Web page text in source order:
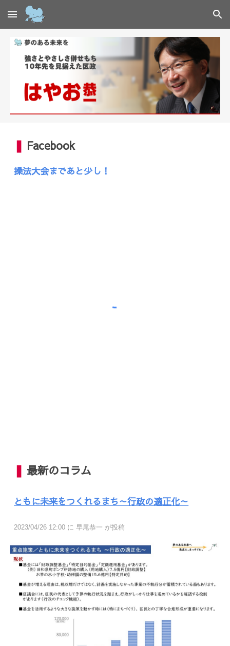
Skip to main content Skip to navigation
❚ Facebook
操法大会まであと少し！
❚ 最新のコラム
ともに未来をつくれるまち～行政の適正化～
2023/04/26 12:00 に 早尾恭一 が投稿